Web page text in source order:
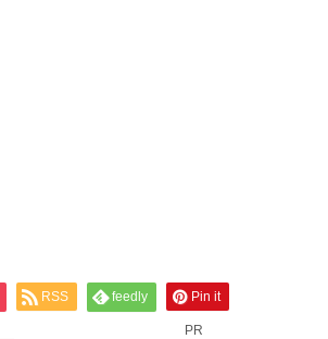
RSS feedly Pin it
PR